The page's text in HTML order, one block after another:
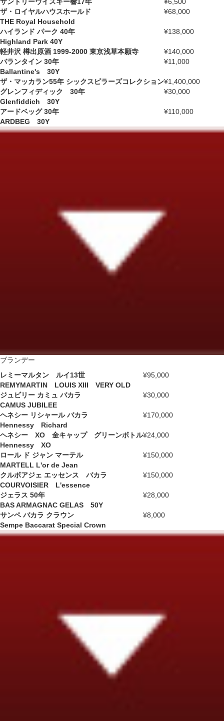
ザ・ロイヤルハウスホールド
THE Royal Household
¥68,000
ハイランド パーク 40年
Highland Park 40Y
¥138,000
軽井沢 樽出原酒 1999-2000 東京浅草本願寺
¥140,000
バランタイン 30年
Ballantine's 30Y
¥11,000
ザ・マッカラン55年 シックスピラーズコレクション¥1,400,000
グレンフィディック 30年
Glenfiddich 30Y
¥30,000
アードベッグ 30年
ARDBEG 30Y
¥110,000
ブランデー
レミーマルタン ルイ13世
REMYMARTIN LOUIS XIII VERY OLD
¥95,000
ジュビリー カミュ バカラ
CAMUS JUBILEE
¥30,000
ヘネシー リシャール バカラ
Hennessy Richard
¥170,000
ヘネシー XO 金キャップ グリーンボトル
Hennessy XO
¥24,000
ロール ド ジャン マーテル
MARTELL L'or de Jean
¥150,000
クルボアジェ エッセンス バカラ
COURVOISIER L'essence
¥150,000
ジェラス 50年
BAS ARMAGNAC GELAS 50Y
¥28,000
サンペ バカラ クラウン
Sempe Baccarat Special Crown
¥8,000